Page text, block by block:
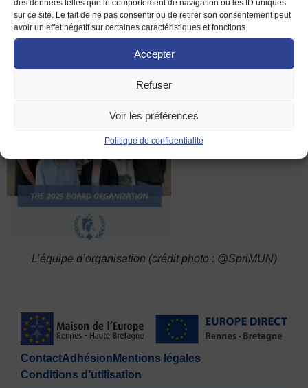
des données telles que le comportement de navigation ou les ID uniques
sur ce site. Le fait de ne pas consentir ou de retirer son consentement peut
avoir un effet négatif sur certaines caractéristiques et fonctions.
Accepter
Refuser
Voir les préférences
Politique de confidentialité
Pour plus d’informations, rendez-vous sur
https://mymun.com/conferences/sprimun-2025ou sur
https://www.instagram.com/sprimun/.
L’équipe d’organisation (crédit photo : @SpriMUN)
ContactAdhésion Mentions légales
Conditions d’utilisation